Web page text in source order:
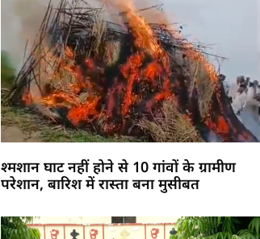
श्मशान घाट नहीं होने से 10 गांवों के ग्रामीण
परेशान, बारिश में रास्ता बना मुसीबत